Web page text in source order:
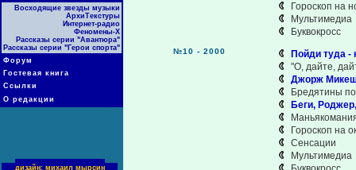
Восходящие звезды музыки
АрхиТекстуры
Интернет-радио
Феномены-Х
Рассказы серии "Авантюра"
Рассказы серии "Герои спорта"
Форум
Гостевая книга
Ссылки
О редакции
дизайн: михаил мырсин
Гороскоп на
Мультимедиа
Буквокросс
№10 - 2000
Пойди туда -
"О, дайте,
Джорж
Бредятины
Беги,
Гороскоп на
Сенсации
Мультимедиа